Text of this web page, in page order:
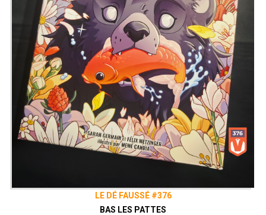
LE DÉ FAUSSÉ #376
BAS LES PATTES